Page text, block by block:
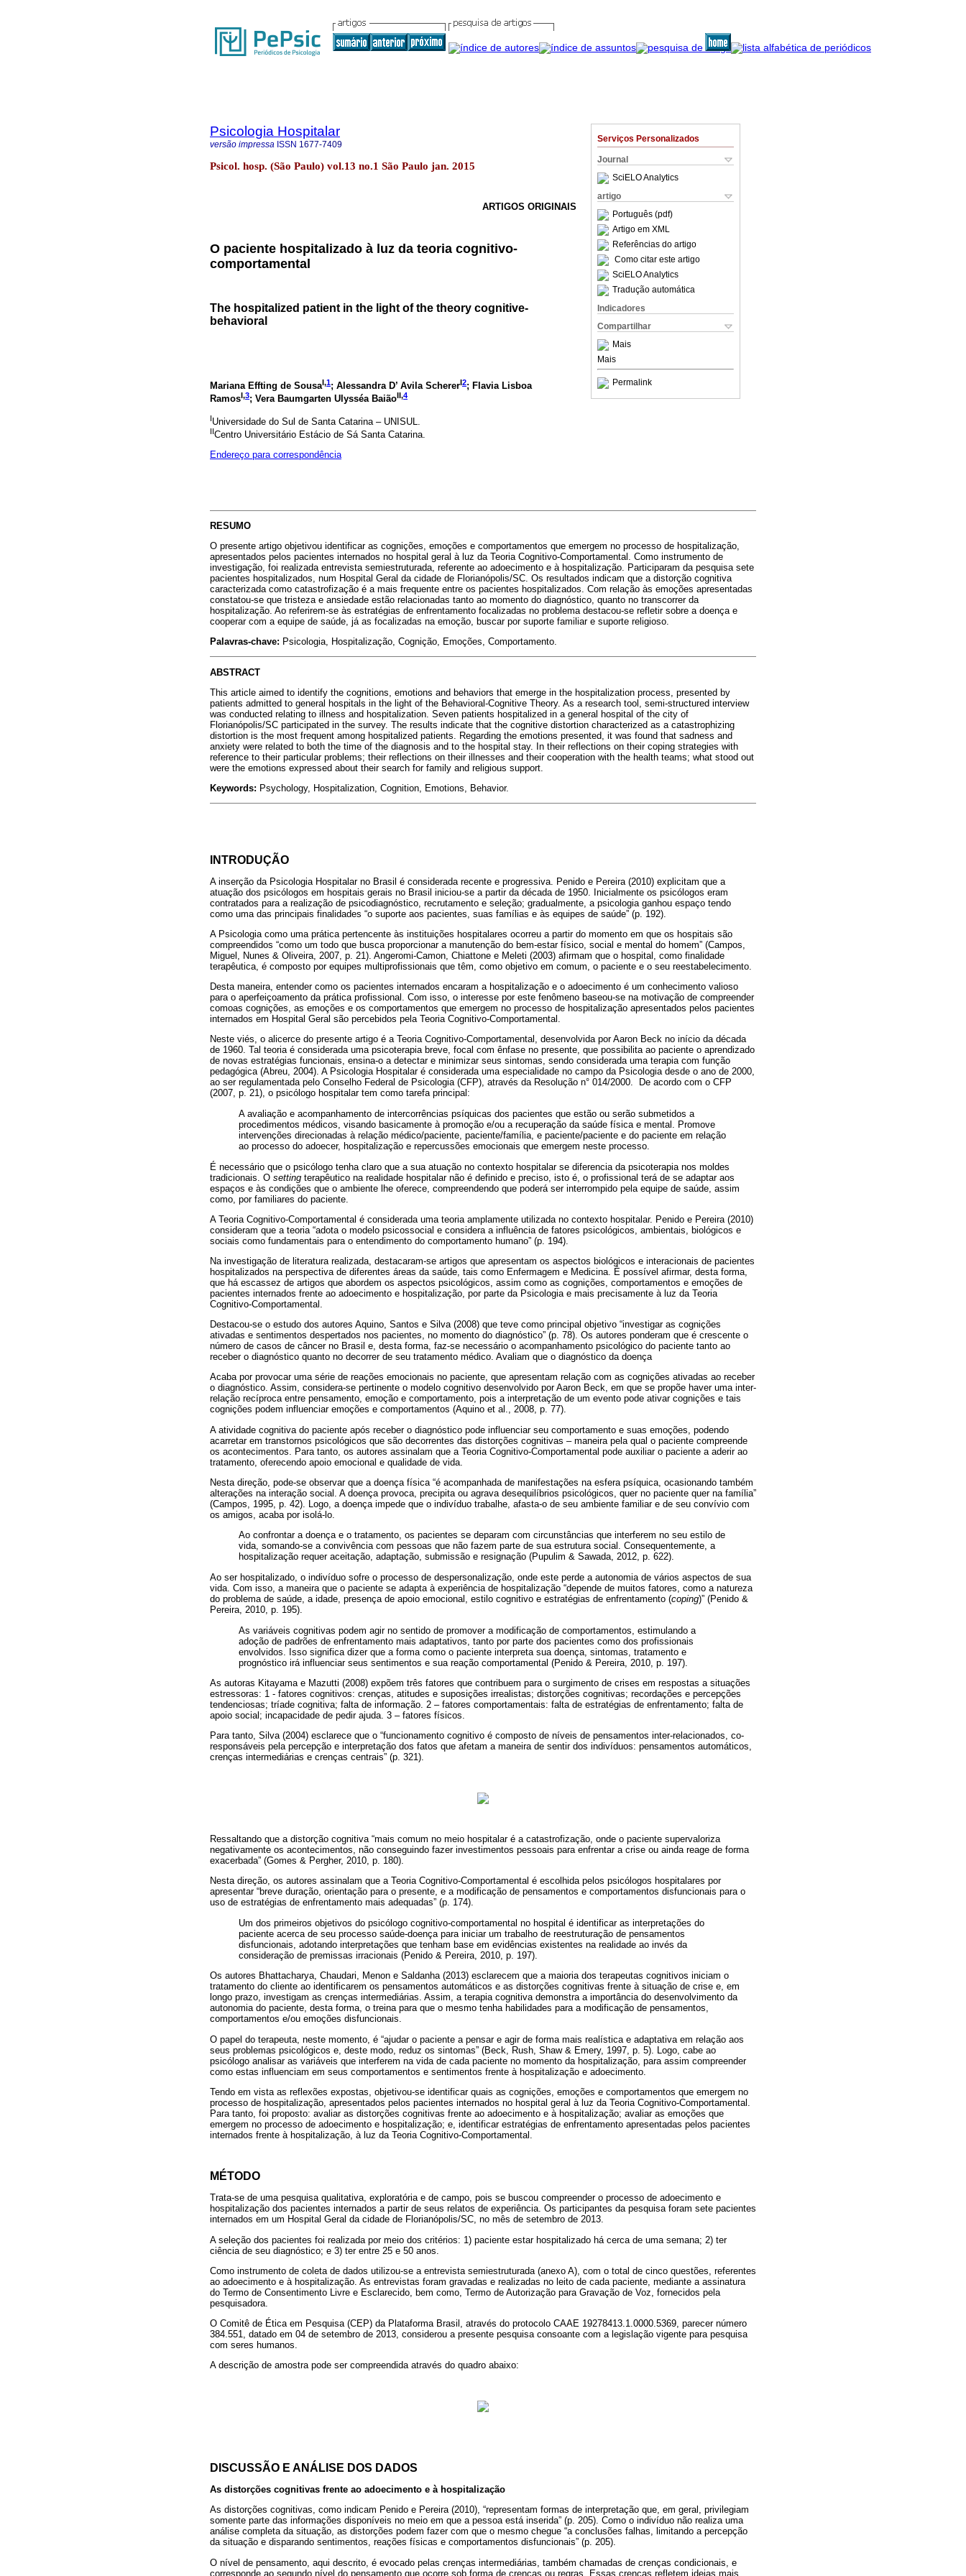
Serviços Personalizados
Journal
SciELO Analytics
artigo
Português (pdf)
Artigo em XML
Referências do artigo
Como citar este artigo
SciELO Analytics
Tradução automática
Indicadores
Compartilhar
Mais
Mais
Permalink
Psicologia Hospitalar
versão impressa ISSN 1677-7409
Psicol. hosp. (São Paulo) vol.13 no.1 São Paulo jan. 2015
ARTIGOS ORIGINAIS
O paciente hospitalizado à luz da teoria cognitivo-
comportamental
The hospitalized patient in the light of the theory cognitive-
behavioral
Mariana Effting de SousaI,1; Alessandra D’ Avila SchererI2; Flavia Lisboa
RamosI,3; Vera Baumgarten Ulysséa BaiãoII,4
IUniversidade do Sul de Santa Catarina – UNISUL.
IICentro Universitário Estácio de Sá Santa Catarina.
Endereço para correspondência
RESUMO
O presente artigo objetivou identificar as cognições, emoções e comportamentos que emergem no processo de hospitalização,
apresentados pelos pacientes internados no hospital geral à luz da Teoria Cognitivo-Comportamental. Como instrumento de
investigação, foi realizada entrevista semiestruturada, referente ao adoecimento e à hospitalização. Participaram da pesquisa sete
pacientes hospitalizados, num Hospital Geral da cidade de Florianópolis/SC. Os resultados indicam que a distorção cognitiva
caracterizada como catastrofização é a mais frequente entre os pacientes hospitalizados. Com relação às emoções apresentadas
constatou-se que tristeza e ansiedade estão relacionadas tanto ao momento do diagnóstico, quanto no transcorrer da
hospitalização. Ao referirem-se às estratégias de enfrentamento focalizadas no problema destacou-se refletir sobre a doença e
cooperar com a equipe de saúde, já as focalizadas na emoção, buscar por suporte familiar e suporte religioso.
Palavras-chave: Psicologia, Hospitalização, Cognição, Emoções, Comportamento.
ABSTRACT
This article aimed to identify the cognitions, emotions and behaviors that emerge in the hospitalization process, presented by
patients admitted to general hospitals in the light of the Behavioral-Cognitive Theory. As a research tool, semi-structured interview
was conducted relating to illness and hospitalization. Seven patients hospitalized in a general hospital of the city of
Florianópolis/SC participated in the survey. The results indicate that the cognitive distortion characterized as a catastrophizing
distortion is the most frequent among hospitalized patients. Regarding the emotions presented, it was found that sadness and
anxiety were related to both the time of the diagnosis and to the hospital stay. In their reflections on their coping strategies with
reference to their particular problems; their reflections on their illnesses and their cooperation with the health teams; what stood out
were the emotions expressed about their search for family and religious support.
Keywords: Psychology, Hospitalization, Cognition, Emotions, Behavior.
INTRODUÇÃO
A inserção da Psicologia Hospitalar no Brasil é considerada recente e progressiva. Penido e Pereira (2010) explicitam que a
atuação dos psicólogos em hospitais gerais no Brasil iniciou-se a partir da década de 1950. Inicialmente os psicólogos eram
contratados para a realização de psicodiagnóstico, recrutamento e seleção; gradualmente, a psicologia ganhou espaço tendo
como uma das principais finalidades “o suporte aos pacientes, suas famílias e às equipes de saúde” (p. 192).
A Psicologia como uma prática pertencente às instituições hospitalares ocorreu a partir do momento em que os hospitais são
compreendidos “como um todo que busca proporcionar a manutenção do bem-estar físico, social e mental do homem” (Campos,
Miguel, Nunes & Oliveira, 2007, p. 21). Angeromi-Camon, Chiattone e Meleti (2003) afirmam que o hospital, como finalidade
terapêutica, é composto por equipes multiprofissionais que têm, como objetivo em comum, o paciente e o seu reestabelecimento.
Desta maneira, entender como os pacientes internados encaram a hospitalização e o adoecimento é um conhecimento valioso
para o aperfeiçoamento da prática profissional. Com isso, o interesse por este fenômeno baseou-se na motivação de compreender
comoas cognições, as emoções e os comportamentos que emergem no processo de hospitalização apresentados pelos pacientes
internados em Hospital Geral são percebidos pela Teoria Cognitivo-Comportamental.
Neste viés, o alicerce do presente artigo é a Teoria Cognitivo-Comportamental, desenvolvida por Aaron Beck no início da década
de 1960. Tal teoria é considerada uma psicoterapia breve, focal com ênfase no presente, que possibilita ao paciente o aprendizado
de novas estratégias funcionais, ensina-o a detectar e minimizar seus sintomas, sendo considerada uma terapia com função
pedagógica (Abreu, 2004). A Psicologia Hospitalar é considerada uma especialidade no campo da Psicologia desde o ano de 2000,
ao ser regulamentada pelo Conselho Federal de Psicologia (CFP), através da Resolução n° 014/2000. De acordo com o CFP
(2007, p. 21), o psicólogo hospitalar tem como tarefa principal:
A avaliação e acompanhamento de intercorrências psíquicas dos pacientes que estão ou serão submetidos a
procedimentos médicos, visando basicamente à promoção e/ou a recuperação da saúde física e mental. Promove
intervenções direcionadas à relação médico/paciente, paciente/família, e paciente/paciente e do paciente em relação
ao processo do adoecer, hospitalização e repercussões emocionais que emergem neste processo.
É necessário que o psicólogo tenha claro que a sua atuação no contexto hospitalar se diferencia da psicoterapia nos moldes
tradicionais. O setting terapêutico na realidade hospitalar não é definido e preciso, isto é, o profissional terá de se adaptar aos
espaços e às condições que o ambiente lhe oferece, compreendendo que poderá ser interrompido pela equipe de saúde, assim
como, por familiares do paciente.
A Teoria Cognitivo-Comportamental é considerada uma teoria amplamente utilizada no contexto hospitalar. Penido e Pereira (2010)
consideram que a teoria “adota o modelo psicossocial e considera a influência de fatores psicológicos, ambientais, biológicos e
sociais como fundamentais para o entendimento do comportamento humano” (p. 194).
Na investigação de literatura realizada, destacaram-se artigos que apresentam os aspectos biológicos e interacionais de pacientes
hospitalizados na perspectiva de diferentes áreas da saúde, tais como Enfermagem e Medicina. É possível afirmar, desta forma,
que há escassez de artigos que abordem os aspectos psicológicos, assim como as cognições, comportamentos e emoções de
pacientes internados frente ao adoecimento e hospitalização, por parte da Psicologia e mais precisamente à luz da Teoria
Cognitivo-Comportamental.
Destacou-se o estudo dos autores Aquino, Santos e Silva (2008) que teve como principal objetivo “investigar as cognições
ativadas e sentimentos despertados nos pacientes, no momento do diagnóstico” (p. 78). Os autores ponderam que é crescente o
número de casos de câncer no Brasil e, desta forma, faz-se necessário o acompanhamento psicológico do paciente tanto ao
receber o diagnóstico quanto no decorrer de seu tratamento médico. Avaliam que o diagnóstico da doença
Acaba por provocar uma série de reações emocionais no paciente, que apresentam relação com as cognições ativadas ao receber
o diagnóstico. Assim, considera-se pertinente o modelo cognitivo desenvolvido por Aaron Beck, em que se propõe haver uma inter-
relação recíproca entre pensamento, emoção e comportamento, pois a interpretação de um evento pode ativar cognições e tais
cognições podem influenciar emoções e comportamentos (Aquino et al., 2008, p. 77).
A atividade cognitiva do paciente após receber o diagnóstico pode influenciar seu comportamento e suas emoções, podendo
acarretar em transtornos psicológicos que são decorrentes das distorções cognitivas – maneira pela qual o paciente compreende
os acontecimentos. Para tanto, os autores assinalam que a Teoria Cognitivo-Comportamental pode auxiliar o paciente a aderir ao
tratamento, oferecendo apoio emocional e qualidade de vida.
Nesta direção, pode-se observar que a doença física “é acompanhada de manifestações na esfera psíquica, ocasionando também
alterações na interação social. A doença provoca, precipita ou agrava desequilíbrios psicológicos, quer no paciente quer na família”
(Campos, 1995, p. 42). Logo, a doença impede que o indivíduo trabalhe, afasta-o de seu ambiente familiar e de seu convívio com
os amigos, acaba por isolá-lo.
Ao confrontar a doença e o tratamento, os pacientes se deparam com circunstâncias que interferem no seu estilo de
vida, somando-se a convivência com pessoas que não fazem parte de sua estrutura social. Consequentemente, a
hospitalização requer aceitação, adaptação, submissão e resignação (Pupulim & Sawada, 2012, p. 622).
Ao ser hospitalizado, o indivíduo sofre o processo de despersonalização, onde este perde a autonomia de vários aspectos de sua
vida. Com isso, a maneira que o paciente se adapta à experiência de hospitalização “depende de muitos fatores, como a natureza
do problema de saúde, a idade, presença de apoio emocional, estilo cognitivo e estratégias de enfrentamento (coping)” (Penido &
Pereira, 2010, p. 195).
As variáveis cognitivas podem agir no sentido de promover a modificação de comportamentos, estimulando a
adoção de padrões de enfrentamento mais adaptativos, tanto por parte dos pacientes como dos profissionais
envolvidos. Isso significa dizer que a forma como o paciente interpreta sua doença, sintomas, tratamento e
prognóstico irá influenciar seus sentimentos e sua reação comportamental (Penido & Pereira, 2010, p. 197).
As autoras Kitayama e Mazutti (2008) expõem três fatores que contribuem para o surgimento de crises em respostas a situações
estressoras: 1 - fatores cognitivos: crenças, atitudes e suposições irrealistas; distorções cognitivas; recordações e percepções
tendenciosas; tríade cognitiva; falta de informação. 2 – fatores comportamentais: falta de estratégias de enfrentamento; falta de
apoio social; incapacidade de pedir ajuda. 3 – fatores físicos.
Para tanto, Silva (2004) esclarece que o “funcionamento cognitivo é composto de níveis de pensamentos inter-relacionados, co-
responsáveis pela percepção e interpretação dos fatos que afetam a maneira de sentir dos indivíduos: pensamentos automáticos,
crenças intermediárias e crenças centrais” (p. 321).
Ressaltando que a distorção cognitiva “mais comum no meio hospitalar é a catastrofização, onde o paciente supervaloriza
negativamente os acontecimentos, não conseguindo fazer investimentos pessoais para enfrentar a crise ou ainda reage de forma
exacerbada” (Gomes & Pergher, 2010, p. 180).
Nesta direção, os autores assinalam que a Teoria Cognitivo-Comportamental é escolhida pelos psicólogos hospitalares por
apresentar “breve duração, orientação para o presente, e a modificação de pensamentos e comportamentos disfuncionais para o
uso de estratégias de enfrentamento mais adequadas” (p. 174).
Um dos primeiros objetivos do psicólogo cognitivo-comportamental no hospital é identificar as interpretações do
paciente acerca de seu processo saúde-doença para iniciar um trabalho de reestruturação de pensamentos
disfuncionais, adotando interpretações que tenham base em evidências existentes na realidade ao invés da
consideração de premissas irracionais (Penido & Pereira, 2010, p. 197).
Os autores Bhattacharya, Chaudari, Menon e Saldanha (2013) esclarecem que a maioria dos terapeutas cognitivos iniciam o
tratamento do cliente ao identificarem os pensamentos automáticos e as distorções cognitivas frente à situação de crise e, em
longo prazo, investigam as crenças intermediárias. Assim, a terapia cognitiva demonstra a importância do desenvolvimento da
autonomia do paciente, desta forma, o treina para que o mesmo tenha habilidades para a modificação de pensamentos,
comportamentos e/ou emoções disfuncionais.
O papel do terapeuta, neste momento, é “ajudar o paciente a pensar e agir de forma mais realística e adaptativa em relação aos
seus problemas psicológicos e, deste modo, reduz os sintomas” (Beck, Rush, Shaw & Emery, 1997, p. 5). Logo, cabe ao
psicólogo analisar as variáveis que interferem na vida de cada paciente no momento da hospitalização, para assim compreender
como estas influenciam em seus comportamentos e sentimentos frente à hospitalização e adoecimento.
Tendo em vista as reflexões expostas, objetivou-se identificar quais as cognições, emoções e comportamentos que emergem no
processo de hospitalização, apresentados pelos pacientes internados no hospital geral à luz da Teoria Cognitivo-Comportamental.
Para tanto, foi proposto: avaliar as distorções cognitivas frente ao adoecimento e à hospitalização; avaliar as emoções que
emergem no processo de adoecimento e hospitalização; e, identificar estratégias de enfrentamento apresentadas pelos pacientes
internados frente à hospitalização, à luz da Teoria Cognitivo-Comportamental.
MÉTODO
Trata-se de uma pesquisa qualitativa, exploratória e de campo, pois se buscou compreender o processo de adoecimento e
hospitalização dos pacientes internados a partir de seus relatos de experiência. Os participantes da pesquisa foram sete pacientes
internados em um Hospital Geral da cidade de Florianópolis/SC, no mês de setembro de 2013.
A seleção dos pacientes foi realizada por meio dos critérios: 1) paciente estar hospitalizado há cerca de uma semana; 2) ter
ciência de seu diagnóstico; e 3) ter entre 25 e 50 anos.
Como instrumento de coleta de dados utilizou-se a entrevista semiestruturada (anexo A), com o total de cinco questões, referentes
ao adoecimento e à hospitalização. As entrevistas foram gravadas e realizadas no leito de cada paciente, mediante a assinatura
do Termo de Consentimento Livre e Esclarecido, bem como, Termo de Autorização para Gravação de Voz, fornecidos pela
pesquisadora.
O Comitê de Ética em Pesquisa (CEP) da Plataforma Brasil, através do protocolo CAAE 19278413.1.0000.5369, parecer número
384.551, datado em 04 de setembro de 2013, considerou a presente pesquisa consoante com a legislação vigente para pesquisa
com seres humanos.
A descrição de amostra pode ser compreendida através do quadro abaixo:
DISCUSSÃO E ANÁLISE DOS DADOS
As distorções cognitivas frente ao adoecimento e à hospitalização
As distorções cognitivas, como indicam Penido e Pereira (2010), “representam formas de interpretação que, em geral, privilegiam
somente parte das informações disponíveis no meio em que a pessoa está inserida” (p. 205). Como o indivíduo não realiza uma
análise completa da situação, as distorções podem fazer com que o mesmo chegue “a conclusões falhas, limitando a percepção
da situação e disparando sentimentos, reações físicas e comportamentos disfuncionais” (p. 205).
O nível de pensamento, aqui descrito, é evocado pelas crenças intermediárias, também chamadas de crenças condicionais, e
corresponde ao segundo nível do pensamento que ocorre sob forma de crenças ou regras. Essas crenças refletem ideias mais